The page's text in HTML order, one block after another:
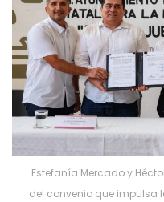
Estefanía Mercado y
del convenio que impulsa